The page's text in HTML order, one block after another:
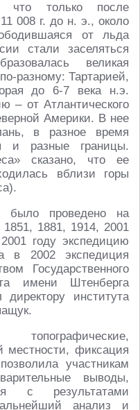
что только после
008 г. до н. э., около
от льда
стали заселяться
великая
разному: Тартарией,
до 6-7 века н.э.
– от Атлантического
Америки. В нее
в разное время
и разные границы.
сказано, что ее
вблизи горы
было проведено на
1881, 1914, 2001
году экспедицию
в 2002 экспедиция
Государственного
имени Штенберга
института
местности, фиксация
участникам
выводы,
с результатами
анализ и